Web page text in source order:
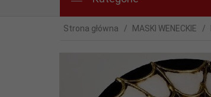
Strona główna MASKI WENECKIE